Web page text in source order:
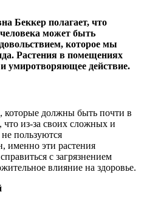
Беккер полагает, что
может быть
которое мы
Растения в помещениях
умиротворяющее действие.
которые должны быть почти в
из-за своих сложных и
пользуются
именно эти растения
с загрязнением
влияние на здоровье.